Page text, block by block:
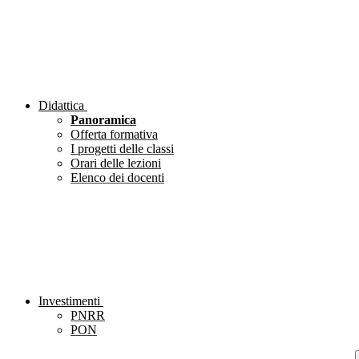
Didattica
Panoramica
Offerta formativa
I progetti delle classi
Orari delle lezioni
Elenco dei docenti
Investimenti
PNRR
PON